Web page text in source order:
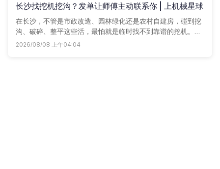
长沙找挖机挖沟？发单让师傅主动联系你 | 上机械星球
在长沙，不管是市政改造、园林绿化还是农村自建房，碰到挖
沟、破碎、整平这些活，最怕就是临时找不到靠谱的挖机。路
边等车不是没人接就是价格虚高。其实找挖机没那么麻烦，最
2026/08/08 上午04:04